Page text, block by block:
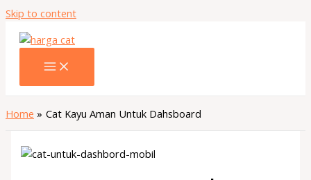
Skip to content
Home Cat Kayu Aman Untuk Dahsboard